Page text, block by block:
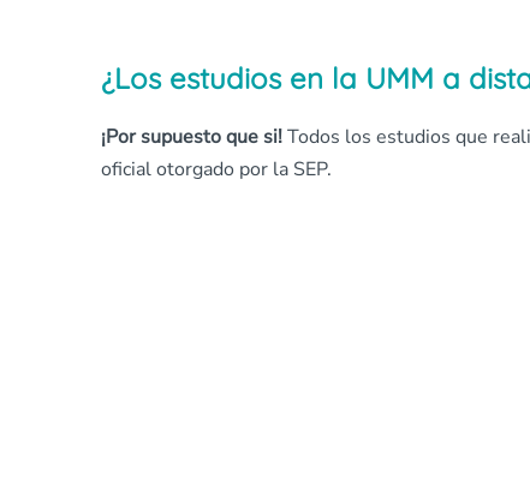
¿Los estudios en la UMM a
¡Por supuesto que si!Todos los estudios que
oficial otorgado por la SEP.